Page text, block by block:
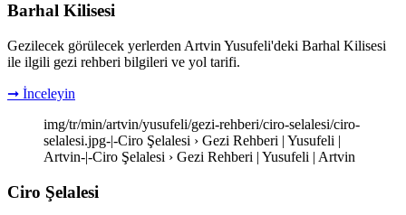
Barhal Kilisesi
Gezilecek görülecek yerlerden Artvin Yusufeli'deki Barhal Kilisesi
ile ilgili gezi rehberi bilgileri ve yol tarifi.
➞ İnceleyin
img/tr/min/artvin/yusufeli/gezi-rehberi/ciro-selalesi/ciro-
selalesi.jpg-|-Ciro Şelalesi › Gezi Rehberi | Yusufeli |
Artvin-|-Ciro Şelalesi › Gezi Rehberi | Yusufeli | Artvin
Ciro Şelalesi